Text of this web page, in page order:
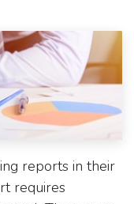
reports in their
requires